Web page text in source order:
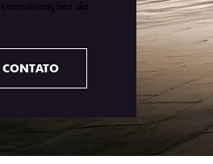
da
CONTATO